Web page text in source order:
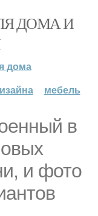
ДОМА И
дома
мебель
в
и фото